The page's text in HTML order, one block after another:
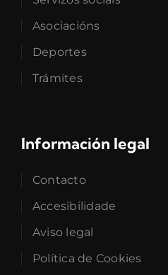
Asociacións
Deportes
Trámites
Información legal
Contacto
Accesibilidade
Aviso legal
Política de Cookies